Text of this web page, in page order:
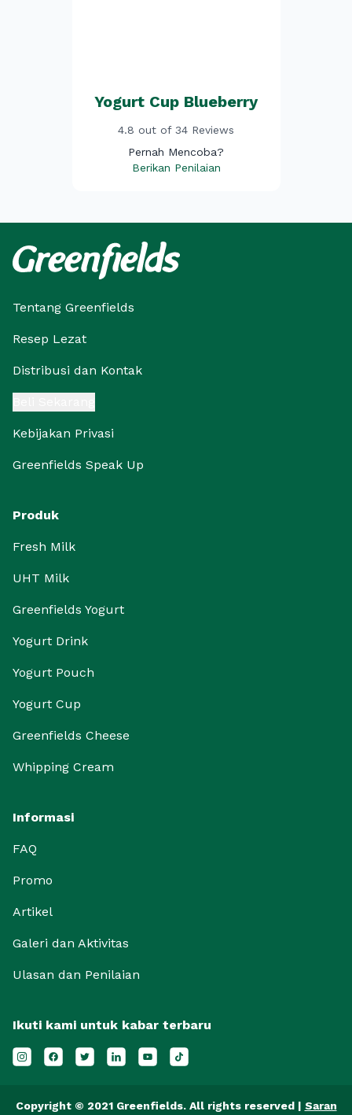
Yogurt Cup Blueberry
4.8 out of 34 Reviews
Pernah Mencoba?
Berikan Penilaian
Tentang Greenfields
Resep Lezat
Distribusi dan Kontak
Kebijakan Privasi
Greenfields Speak Up
Produk
Fresh Milk
UHT Milk
Greenfields Yogurt
Yogurt Drink
Yogurt Pouch
Yogurt Cup
Greenfields Cheese
Whipping Cream
Informasi
FAQ
Promo
Artikel
Galeri dan Aktivitas
Ulasan dan Penilaian
Ikuti kami untuk kabar terbaru
Copyright © 2021 Greenfields. All rights reserved | Saran